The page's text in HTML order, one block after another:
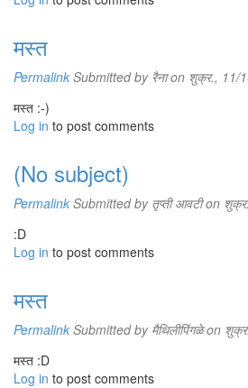
मस्त
Permalink Submitted by रैनाon शुक्र., 11/
मस्त :-)
Log in to post comments
(No subject)
Permalink Submitted by तृप्ती आवटीon
:D
Log in to post comments
मस्त
Permalink Submitted by मैथिलीपिंगळेon
मस्त :D
Log in to post comments